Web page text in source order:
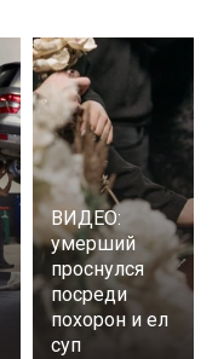
ВИДЕО:
умерший
проснулся
посреди
похорон и ел
суп